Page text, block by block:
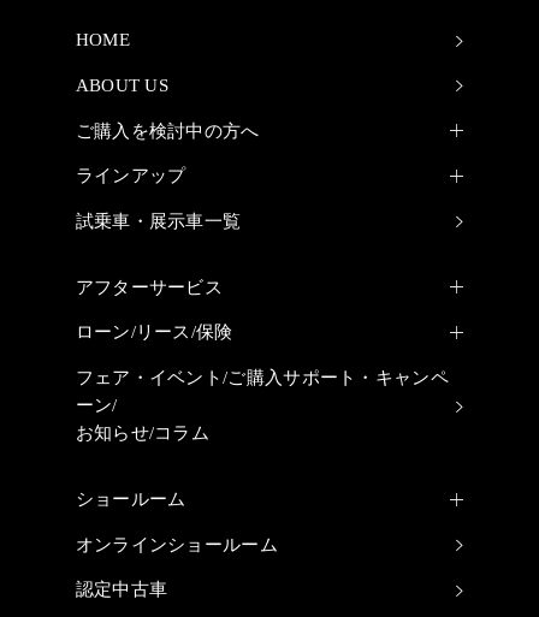
HOME
ABOUT US
ご購入を検討中の方へ
ラインアップ
試乗車・展示車一覧
アフターサービス
ローン/リース/保険
フェア・イベント/ご購入サポート・キャンペ
ーン/
お知らせ/コラム
ショールーム
オンラインショールーム
認定中古車